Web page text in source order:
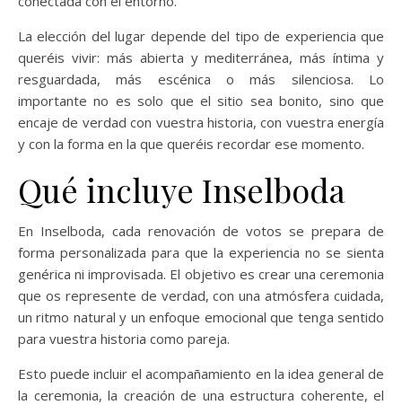
La elección del lugar depende del tipo de experiencia que
queréis vivir: más abierta y mediterránea, más íntima y
resguardada, más escénica o más silenciosa. Lo
importante no es solo que el sitio sea bonito, sino que
encaje de verdad con vuestra historia, con vuestra energía
y con la forma en la que queréis recordar ese momento.
Qué incluye Inselboda
En Inselboda, cada renovación de votos se prepara de
forma personalizada para que la experiencia no se sienta
genérica ni improvisada. El objetivo es crear una ceremonia
que os represente de verdad, con una atmósfera cuidada,
un ritmo natural y un enfoque emocional que tenga sentido
para vuestra historia como pareja.
Esto puede incluir el acompañamiento en la idea general de
la ceremonia, la creación de una estructura coherente, el